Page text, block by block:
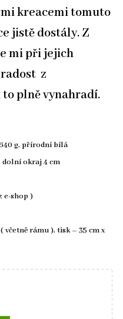
kreacemi tomuto
jistě dostály. Z
mi při jejich
z
plně vynahradí.
g, přírodní bílá
okraj 4 cm
e-shop )
včetně rámu ), tisk – 35 cm x